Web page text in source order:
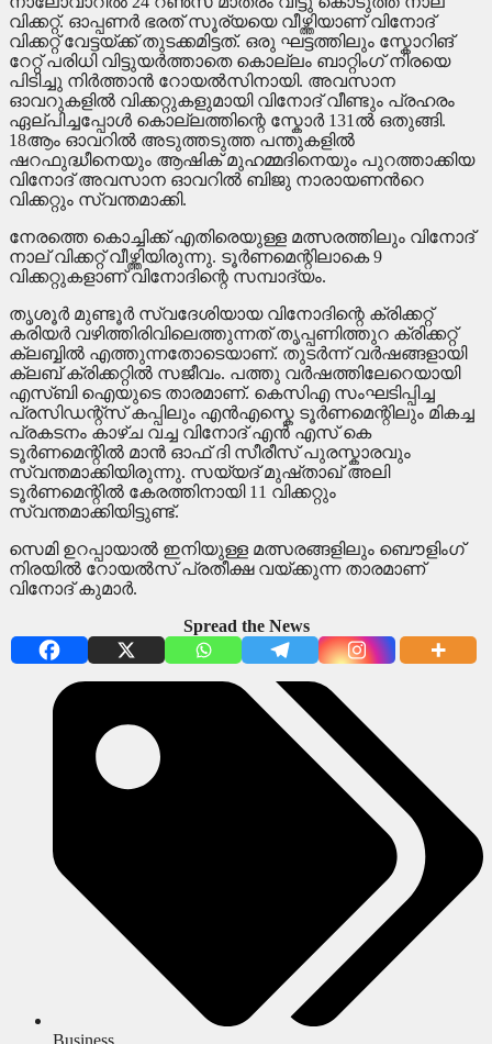
വിക്കറ്റ്. ഓപ്പണർ ഭരത് സൂര്യയെ വീഴ്ത്തിയാണ് വിനോദ്
വിക്കറ്റ് വേട്ടയ്ക്ക് തുടക്കമിട്ടത്. ഒരു ഘട്ടത്തിലും സ്കോറിങ്
റേറ്റ് പരിധി വിട്ടുയർത്താതെ കൊല്ലം ബാറ്റിംഗ് നിരയെ
പിടിച്ചു നിർത്താൻ റോയൽസിനായി. അവസാന
ഓവറുകളിൽ വിക്കറ്റുകളുമായി വിനോദ് വീണ്ടും പ്രഹരം
ഏല്പിച്ചപ്പോൾ കൊല്ലത്തിന്റെ സ്കോർ 131ൽ ഒതുങ്ങി.
18ആം ഓവറിൽ അടുത്തടുത്ത പന്തുകളിൽ
ഷറഫുദ്ധീനെയും ആഷിക് മുഹമ്മദിനെയും പുറത്താക്കിയ
വിനോദ് അവസാന ഓവറിൽ ബിജു നാരായണൻറെ
വിക്കറ്റും സ്വന്തമാക്കി.
നേരത്തെ കൊച്ചിക്ക് എതിരെയുള്ള മത്സരത്തിലും വിനോദ്
നാല് വിക്കറ്റ് വീഴ്ത്തിയിരുന്നു. ടൂർണമെന്റിലാകെ 9
വിക്കറ്റുകളാണ് വിനോദിന്റെ സമ്പാദ്യം.
തൃശൂർ മുണ്ടൂർ സ്വദേശിയായ വിനോദിന്റെ ക്രിക്കറ്റ്
കരിയർ വഴിത്തിരിവിലെത്തുന്നത് തൃപ്പണിത്തുറ ക്രിക്കറ്റ്‌
ക്ലബ്ബിൽ എത്തുന്നതോടെയാണ്. തുടർന്ന് വർഷങ്ങളായി
ക്ലബ്‌ ക്രിക്കറ്റിൽ സജീവം. പത്തു വർഷത്തിലേറെയായി
എസ്ബി ഐയുടെ താരമാണ്. കെസിഎ സംഘടിപ്പിച്ച
പ്രസിഡന്റ്‌സ് കപ്പിലും എൻഎസ്കെ ടൂർണമെന്റിലും മികച്ച
പ്രകടനം കാഴ്ച വച്ച വിനോദ് എൻ എസ് കെ
ടൂർണമെന്റിൽ മാൻ ഓഫ് ദി സീരീസ് പുരസ്കാരവും
സ്വന്തമാക്കിയിരുന്നു. സയ്യദ് മുഷ്താഖ് അലി
ടൂർണമെന്റിൽ കേരത്തിനായി 11 വിക്കറ്റും
സ്വന്തമാക്കിയിട്ടുണ്ട്.
സെമി ഉറപ്പായാൽ ഇനിയുള്ള മത്സരങ്ങളിലും ബൌളിംഗ്
നിരയിൽ റോയൽസ് പ്രതീക്ഷ വയ്ക്കുന്ന താരമാണ്
വിനോദ് കുമാർ.
Spread the News
Business